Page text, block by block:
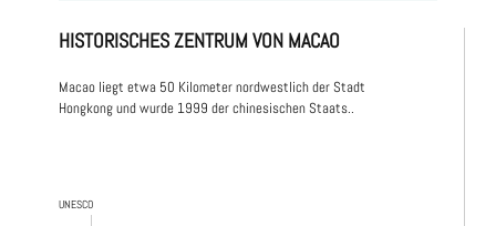
UNESCO
HISTORISCHES ZENTRUM VON MACAO
Macao liegt etwa 50 Kilometer nordwestlich der Stadt
Hongkong und wurde 1999 der chinesischen Staats..